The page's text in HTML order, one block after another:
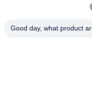
Shenzhen
Good day, what product